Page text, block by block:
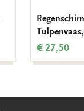
€ 27,50